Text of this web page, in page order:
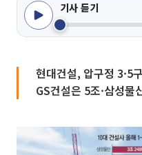
기사 듣기
현대건설, 압구정 3·5
GS건설은 5조·삼성물